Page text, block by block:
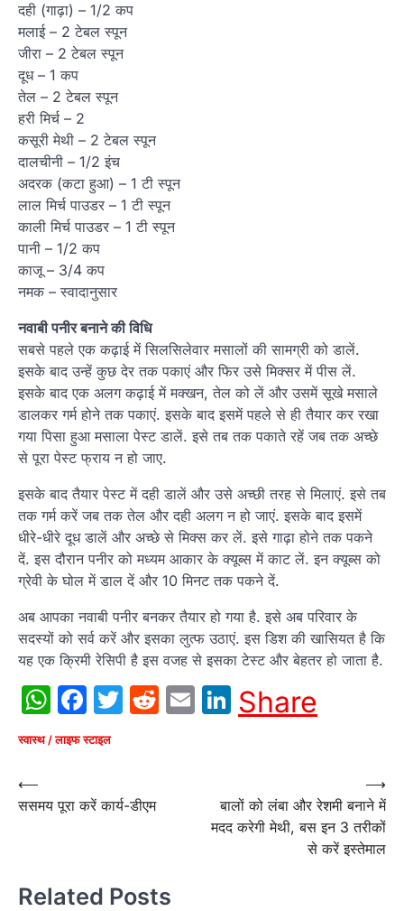
दही (गाढ़ा) – 1/2 कप
मलाई – 2 टेबल स्पून
जीरा – 2 टेबल स्पून
दूध – 1 कप
तेल – 2 टेबल स्पून
हरी मिर्च – 2
कसूरी मेथी – 2 टेबल स्पून
दालचीनी – 1/2 इंच
अदरक (कटा हुआ) – 1 टी स्पून
लाल मिर्च पाउडर – 1 टी स्पून
काली मिर्च पाउडर – 1 टी स्पून
पानी – 1/2 कप
काजू – 3/4 कप
नमक – स्वादानुसार
नवाबी पनीर बनाने की विधि
सबसे पहले एक कढ़ाई में सिलसिलेवार मसालों की सामग्री को डालें.
इसके बाद उन्हें कुछ देर तक पकाएं और फिर उसे मिक्सर में पीस लें.
इसके बाद एक अलग कढ़ाई में मक्खन, तेल को लें और उसमें सूखे मसाले
डालकर गर्म होने तक पकाएं. इसके बाद इसमें पहले से ही तैयार कर रखा
गया पिसा हुआ मसाला पेस्ट डालें. इसे तब तक पकाते रहें जब तक अच्छे
से पूरा पेस्ट फ्राय न हो जाए.
इसके बाद तैयार पेस्ट में दही डालें और उसे अच्छी तरह से मिलाएं. इसे तब
तक गर्म करें जब तक तेल और दही अलग न हो जाएं. इसके बाद इसमें
धीरे-धीरे दूध डालें और अच्छे से मिक्स कर लें. इसे गाढ़ा होने तक पकने
दें. इस दौरान पनीर को मध्यम आकार के क्यूब्स में काट लें. इन क्यूब्स को
ग्रेवी के घोल में डाल दें और 10 मिनट तक पकने दें.
अब आपका नवाबी पनीर बनकर तैयार हो गया है. इसे अब परिवार के
सदस्यों को सर्व करें और इसका लुत्फ उठाएं. इस डिश की खासियत है कि
यह एक क्रिमी रेसिपी है इस वजह से इसका टेस्ट और बेहतर हो जाता है.
WhatsApp
Facebook
Twitter
Reddit
EmailLinkedIn
Share
स्वास्थ / लाइफ स्टाइल
Post
navigation
⟵
ससमय पूरा करें कार्य-डीएम
बालों को लंबा और रेशमी बनाने में
मदद करेगी मेथी, बस इन 3 तरीकों
से करें इस्तेमाल
⟶
Related Posts